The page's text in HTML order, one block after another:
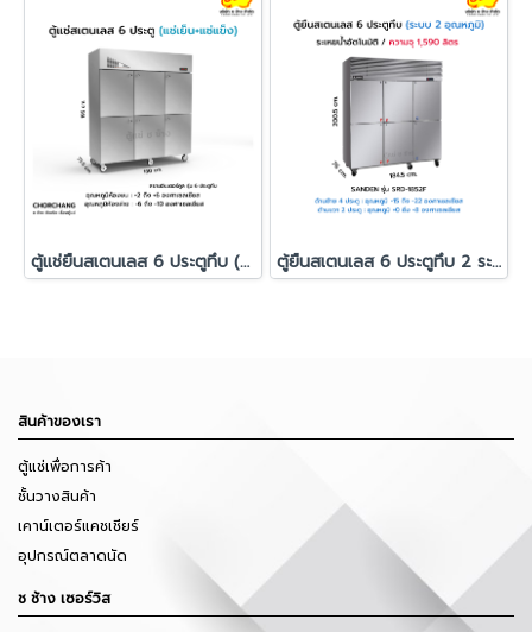
ตู้แช่ยืนสเตนเลส 6 ประตูทึบ (ระบบแช่เย็น+แช่แข็ง) ตู้ยืนสเตนเลส 6 ประตูทึบ 2 ระบบ SANDEN รุ่น SRD-1852F
สินค้าของเรา
ตู้แช่เพื่อการค้า
ชั้นวางสินค้า
เคาน์เตอร์แคชเชียร์
อุปกรณ์ตลาดนัด
ช ช้าง เซอร์วิส